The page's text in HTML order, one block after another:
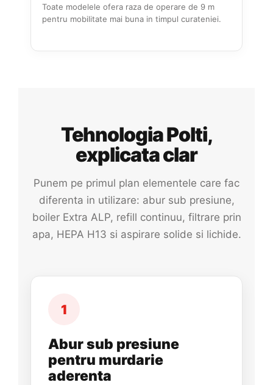
Toate modelele ofera raza de operare de 9 m
pentru mobilitate mai buna in timpul curateniei.
Tehnologia Polti,
explicata clar
Punem pe primul plan elementele care fac
diferenta in utilizare: abur sub presiune,
boiler Extra ALP, refill continuu, filtrare prin
apa, HEPA H13 si aspirare solide si lichide.
1
Abur sub presiune
pentru murdarie
aderenta